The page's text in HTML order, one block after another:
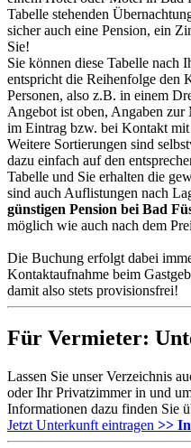
Tabelle stehenden
sicher auch eine Pension, ein
Sie!
Sie können diese Tabelle nach
entspricht die Reihenfolge den
Personen, also z.B. in einem
Angebot ist oben, Angaben zur
im Eintrag bzw. bei Kontakt mit
Weitere Sortierungen sind
dazu einfach auf den
Tabelle und Sie erhalten die
sind auch Auflistungen nach
günstigen Pension bei Bad
möglich wie auch nach dem
Die Buchung erfolgt dabei
Kontaktaufnahme beim
damit also stets provisionsfrei!
Für Vermieter:
Lassen Sie unser Verzeichnis
oder Ihr Privatzimmer in und
Informationen dazu finden Sie
Jetzt Unterkunft eintragen >>